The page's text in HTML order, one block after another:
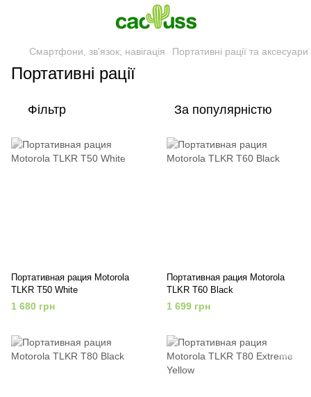
Смартфони, зв'язок, навігація Портативні рації та аксесуари
Портативні рації
Фільтр За популярністю
Портативная рация Motorola
TLKR T50 White
1 680 грн
Портативная рация Motorola
TLKR T60 Black
1 699 грн